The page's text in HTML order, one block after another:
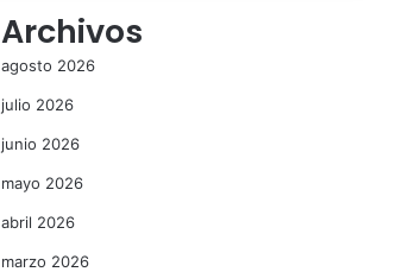
Archivos
agosto 2026
julio 2026
junio 2026
mayo 2026
abril 2026
marzo 2026